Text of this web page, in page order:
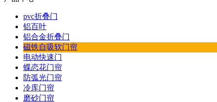
pvc折叠门
铝百叶
铝合金折叠门
磁铁自吸软门帘
电动快速门
蝶恋花门帘
防弧光门帘
冷库门帘
磨砂门帘